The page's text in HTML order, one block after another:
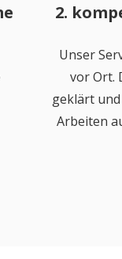
2.
Unser
vor Ort.
geklärt
Arbeiten